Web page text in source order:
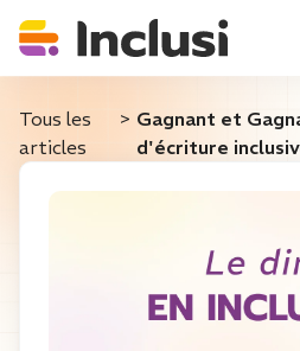
Tous les
articles
> Gagnant et
d'écriture